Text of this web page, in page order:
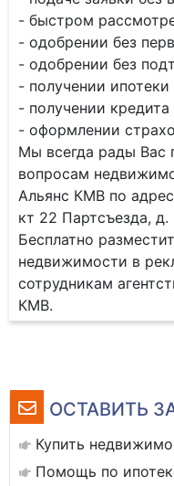
ОСТАВИТЬ
Купить
Помощь по
- быстром
- одобрении без
- одобрении без
- получении
- получении
- оформлении
Мы всегда рады Вас
вопросам
Альянс КМВ по
кт 22 Партсъезда, д.
Бесплатно
недвижимости в
сотрудникам
КМВ.